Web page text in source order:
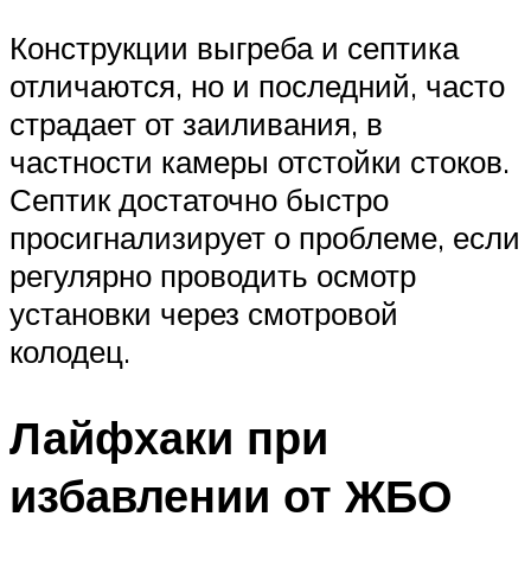
Конструкции выгреба и септика
отличаются, но и последний, часто
страдает от заиливания, в
частности камеры отстойки стоков.
Септик достаточно быстро
просигнализирует о проблеме, если
регулярно проводить осмотр
установки через смотровой
колодец.
Лайфхаки при
избавлении от ЖБО